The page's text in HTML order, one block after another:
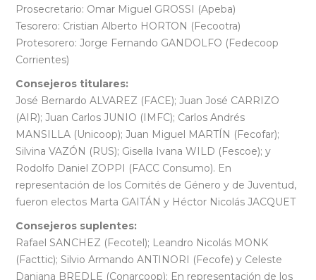
Prosecretario: Omar Miguel GROSSI (Apeba)
Tesorero: Cristian Alberto HORTON (Fecootra)
Protesorero: Jorge Fernando GANDOLFO (Fedecoop
Corrientes)
Consejeros titulares:
José Bernardo ALVAREZ (FACE); Juan José CARRIZO
(AIR); Juan Carlos JUNIO (IMFC); Carlos Andrés
MANSILLA (Unicoop); Juan Miguel MARTÍN (Fecofar);
Silvina VAZÓN (RUS); Gisella Ivana WILD (Fescoe); y
Rodolfo Daniel ZOPPI (FACC Consumo). En
representación de los Comités de Género y de Juventud,
fueron electos Marta GAITÁN y Héctor Nicolás JACQUET
Consejeros suplentes:
Rafael SANCHEZ (Fecotel); Leandro Nicolás MONK
(Facttic); Silvio Armando ANTINORI (Fecofe) y Celeste
Daniana BREDLE (Conarcoop); En representación de los